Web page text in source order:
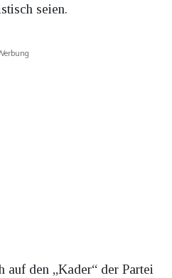
seien.
auf den „Kader“ der Partei